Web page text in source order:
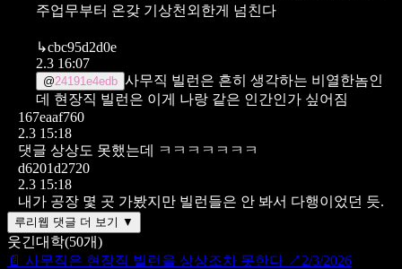
주업무부터 온갖 기상천외한게 넘친다
↳cbc95d2d0e
2.3 16:07
@24191e4edb 사무직 빌런은 흔히 생각하는 비열한놈인
데 현장직 빌런은 이게 나랑 같은 인간인가 싶어짐
167eaaf760
2.3 15:18
댓글 상상도 못했는데 ㅋㅋㅋㅋㅋㅋㅋ
d6201d2720
2.3 15:18
내가 공장 몇 곳 가봤지만 빌런들은 안 봐서 다행이었던 듯.
루리웹 댓글 더 보기 ▼
웃긴대학(50개)
📄 사무직은 현장직 빌런을 상상조차 못한다 ↗ 2/3/2026